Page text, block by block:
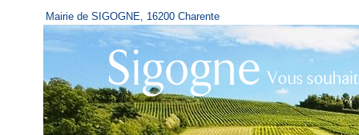
Mairie de SIGOGNE, 16200 Charente